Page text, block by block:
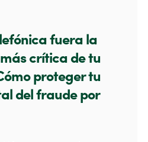
fuera la
crítica de tu
proteger tu
del fraude por